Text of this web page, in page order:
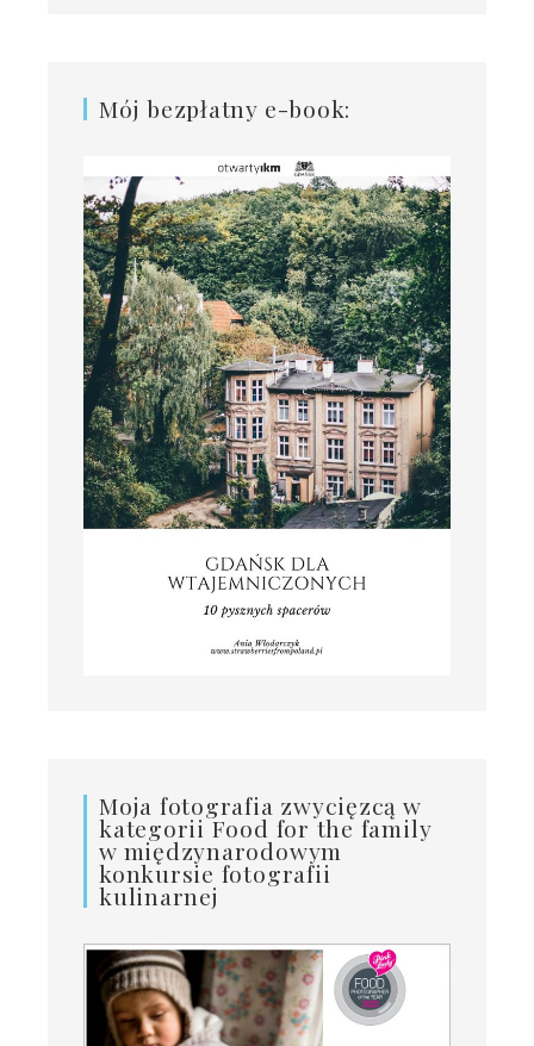
Mój bezpłatny e-book:
Moja fotografia zwycięzcą w
kategorii Food for the family
w międzynarodowym
konkursie fotografii
kulinarnej